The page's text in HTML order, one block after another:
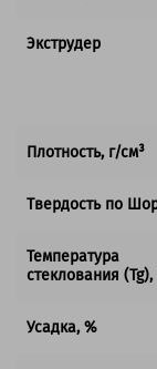
Экструдер
Плотность, г/см³
Твердость по
Температура
стеклования (Tg),
Усадка, %